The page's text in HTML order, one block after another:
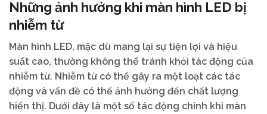
Những ảnh hưởng khi màn hình LED bị
nhiễm từ
Màn hình LED, mặc dù mang lại sự tiện lợi và hiệu
suất cao, thường không thể tránh khỏi tác động của
nhiễm từ. Nhiễm từ có thể gây ra một loạt các tác
động và vấn đề có thể ảnh hưởng đến chất lượng
hiển thị. Dưới đây là một số tác động chính khi màn